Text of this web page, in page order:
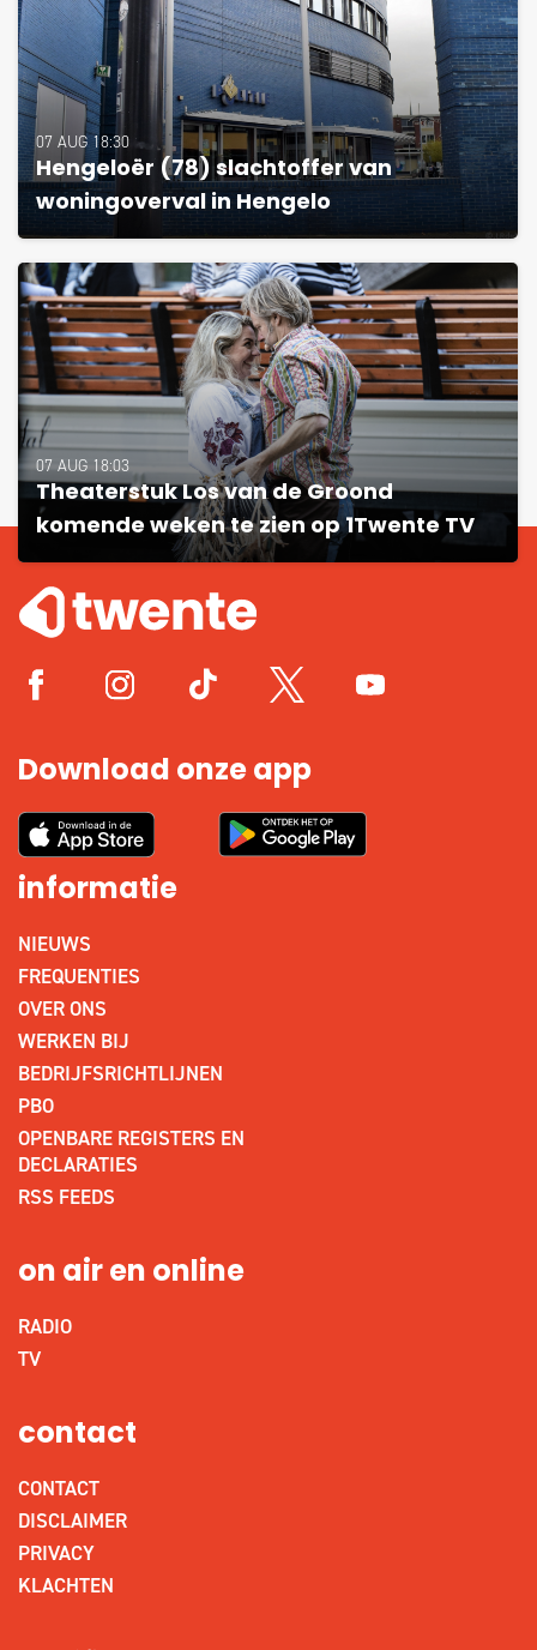
07 AUG 18:30
Hengeloër (78) slachtoffer van
woningoverval in Hengelo
07 AUG 18:03
Theaterstuk Los van de Groond
komende weken te zien op 1Twente TV
Download onze app
informatie
NIEUWS
FREQUENTIES
OVER ONS
WERKEN BIJ
BEDRIJFSRICHTLIJNEN
PBO
OPENBARE REGISTERS EN
DECLARATIES
RSS FEEDS
on air en online
RADIO
TV
contact
CONTACT
DISCLAIMER
PRIVACY
KLACHTEN